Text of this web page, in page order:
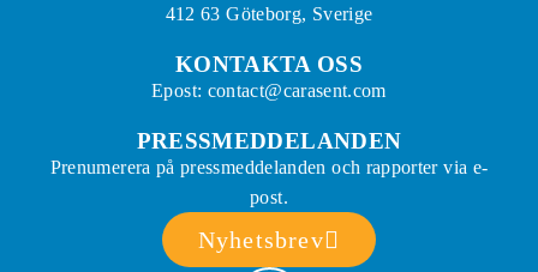
412 63 Göteborg, Sverige
KONTAKTA OSS
Epost: contact@carasent.com
PRESSMEDDELANDEN
Prenumerera på pressmeddelanden och rapporter via e-
post.
Nyhetsbrev